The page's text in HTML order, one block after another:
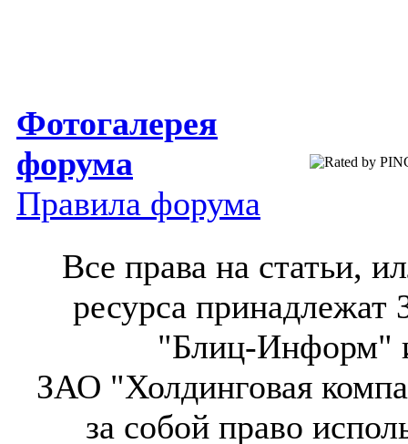
Фотогалерея
форума
Правила форума
Все права на статьи,
ресурса
"Блиц-Информ"
ЗАО "Холдинговая
за собой право